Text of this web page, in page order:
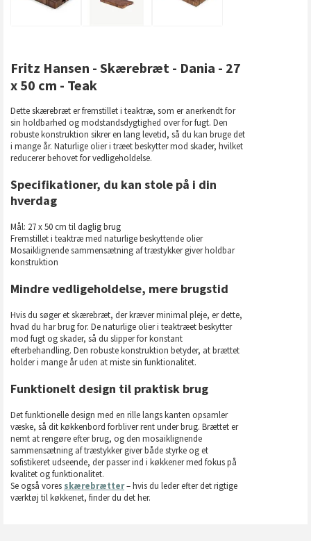
Fritz Hansen - Skærebræt - Dania - 27
x 50 cm - Teak
Dette skærebræt er fremstillet i teaktræ, som er anerkendt for
sin holdbarhed og modstandsdygtighed over for fugt. Den
robuste konstruktion sikrer en lang levetid, så du kan bruge det
i mange år. Naturlige olier i træet beskytter mod skader, hvilket
reducerer behovet for vedligeholdelse.
Specifikationer, du kan stole på i din
hverdag
Mål: 27 x 50 cm til daglig brug
Fremstillet i teaktræ med naturlige beskyttende olier
Mosaiklignende sammensætning af træstykker giver holdbar
konstruktion
Mindre vedligeholdelse, mere brugstid
Hvis du søger et skærebræt, der kræver minimal pleje, er dette,
hvad du har brug for. De naturlige olier i teaktræet beskytter
mod fugt og skader, så du slipper for konstant
efterbehandling. Den robuste konstruktion betyder, at brættet
holder i mange år uden at miste sin funktionalitet.
Funktionelt design til praktisk brug
Det funktionelle design med en rille langs kanten opsamler
væske, så dit køkkenbord forbliver rent under brug. Brættet er
nemt at rengøre efter brug, og den mosaiklignende
sammensætning af træstykker giver både styrke og et
sofistikeret udseende, der passer ind i køkkener med fokus på
kvalitet og funktionalitet.
Se også vores skærebrætter– hvis du leder efter det rigtige
værktøj til køkkenet, finder du det her.